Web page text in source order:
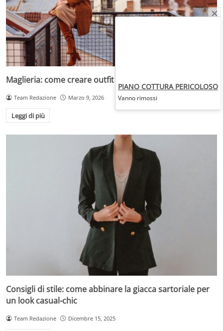
Maglieria: come creare outfit monocromatici eleganti
Team Redazione Marzo 9, 2026
Leggi di più
Consigli di stile: come abbinare la giacca sartoriale per
un look casual-chic
Team Redazione Dicembre 15, 2025
PIANO COTTURA PERICOLOSO
Vanno rimossi